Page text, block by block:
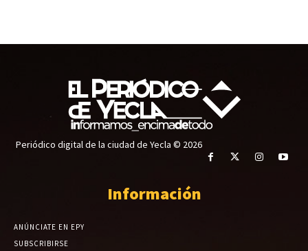
Periódico digital de la ciudad de Yecla © 2026
Información
ANÚNCIATE EN EPY
SUBSCRIBIRSE